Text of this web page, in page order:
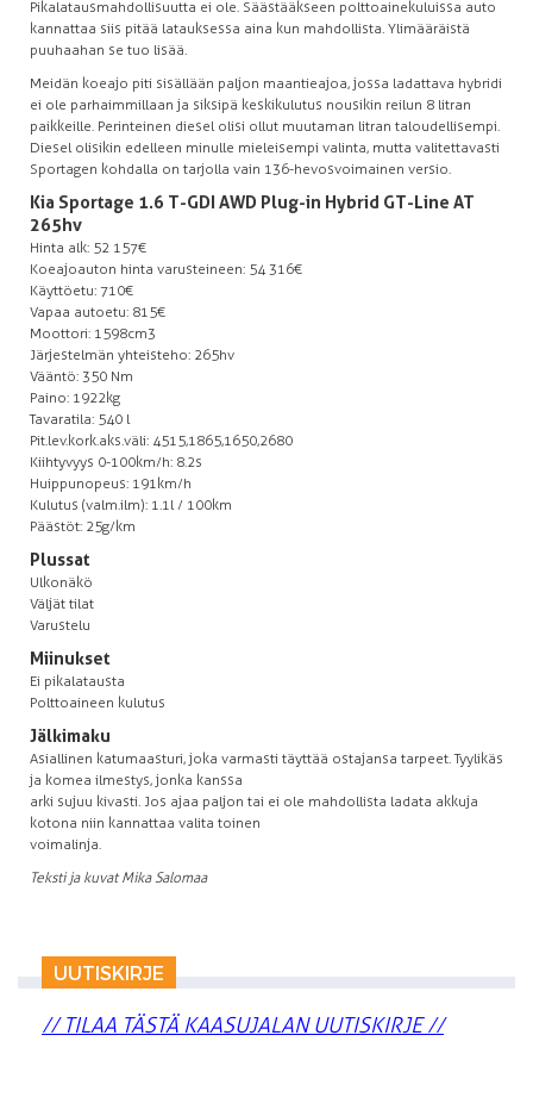
Pikalatausmahdollisuutta ei ole. Säästääkseen polttoainekuluissa auto
kannattaa siis pitää latauksessa aina kun mahdollista. Ylimääräistä
puuhaahan se tuo lisää.
Meidän koeajo piti sisällään paljon maantieajoa, jossa ladattava hybridi
ei ole parhaimmillaan ja siksipä keskikulutus nousikin reilun 8 litran
paikkeille. Perinteinen diesel olisi ollut muutaman litran taloudellisempi.
Diesel olisikin edelleen minulle mieleisempi valinta, mutta valitettavasti
Sportagen kohdalla on tarjolla vain 136-hevosvoimainen versio.
Kia Sportage 1.6 T-GDI AWD Plug-in Hybrid GT-Line AT
265hv
Hinta alk: 52 157€
Koeajoauton hinta varusteineen: 54 316€
Käyttöetu: 710€
Vapaa autoetu: 815€
Moottori: 1598cm3
Järjestelmän yhteisteho: 265hv
Vääntö: 350 Nm
Paino: 1922kg
Tavaratila: 540 l
Pit.lev.kork.aks.väli: 4515,1865,1650,2680
Kiihtyvyys 0-100km/h: 8.2s
Huippunopeus: 191km/h
Kulutus (valm.ilm): 1.1l / 100km
Päästöt: 25g/km
Plussat
Ulkonäkö
Väljät tilat
Varustelu
Miinukset
Ei pikalatausta
Polttoaineen kulutus
Jälkimaku
Asiallinen katumaasturi, joka varmasti täyttää ostajansa tarpeet. Tyylikäs
ja komea ilmestys, jonka kanssa
arki sujuu kivasti. Jos ajaa paljon tai ei ole mahdollista ladata akkuja
kotona niin kannattaa valita toinen
voimalinja.
Teksti ja kuvat Mika Salomaa
UUTISKIRJE
// TILAA TÄSTÄ KAASUJALAN UUTISKIRJE //